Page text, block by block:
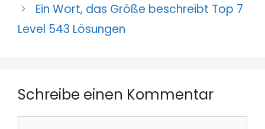
Ein Wort, das Größe beschreibt Top 7
Level 543 Lösungen
Schreibe einen Kommentar